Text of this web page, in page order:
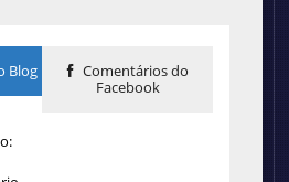
Blog
Comentários do
Facebook